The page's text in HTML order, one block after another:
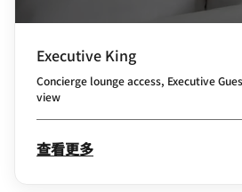
Executive King
Concierge lounge access, Executive
view
查看更多